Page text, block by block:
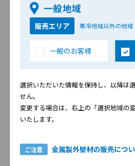
一般地域
販売エリア 寒冷地域以外の地域
一般のお客様
選択いただいた情報を保持し、以降は
せん。
変更する場合は、右上の「選択地域の
いたします。
ご注意 金属製外壁材の販売につ
フラ
フィーノ調 コシ